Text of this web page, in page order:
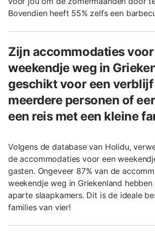
Bovendien heeft 55% zelfs een
Zijn accommodaties
weekendje weg in
geschikt voor een
meerdere personen of
een reis met een kleine
Volgens de database van Holidu,
de accommodaties voor een
gasten. Ongeveer 87% van de
weekendje weg in Griekenland
aparte slaapkamers. Dit is de ideale
families van vier!